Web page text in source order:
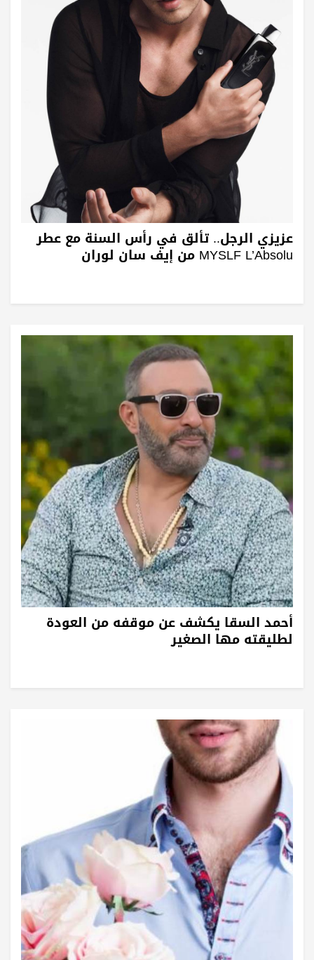
عزيزي الرجل.. تألق في رأس السنة مع عطر
MYSLF L’Absolu من إيف سان لوران
أحمد السقا يكشف عن موقفه من العودة
لطليقته مها الصغير